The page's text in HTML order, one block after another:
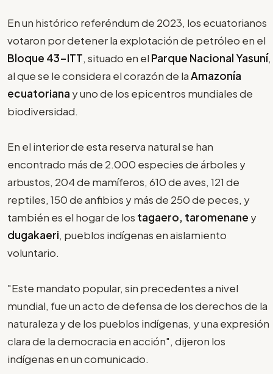
En un histórico referéndum de 2023, los ecuatorianos
votaron por detener la explotación de petróleo en el
Bloque 43-ITT, situado en el Parque Nacional Yasuní,
al que se le considera el corazón de laAmazonía
ecuatoriana y uno de los epicentros mundiales de
biodiversidad.
En el interior de esta reserva natural se han
encontrado más de 2.000 especies de árboles y
arbustos, 204 de mamíferos, 610 de aves, 121 de
reptiles, 150 de anfibios y más de 250 de peces, y
también es el hogar de los tagaero, taromenane y
dugakaeri, pueblos indígenas en aislamiento
voluntario.
"Este mandato popular, sin precedentes a nivel
mundial, fue un acto de defensa de los derechos de la
naturaleza y de los pueblos indígenas, y una expresión
clara de la democracia en acción", dijeron los
indígenas en un comunicado.